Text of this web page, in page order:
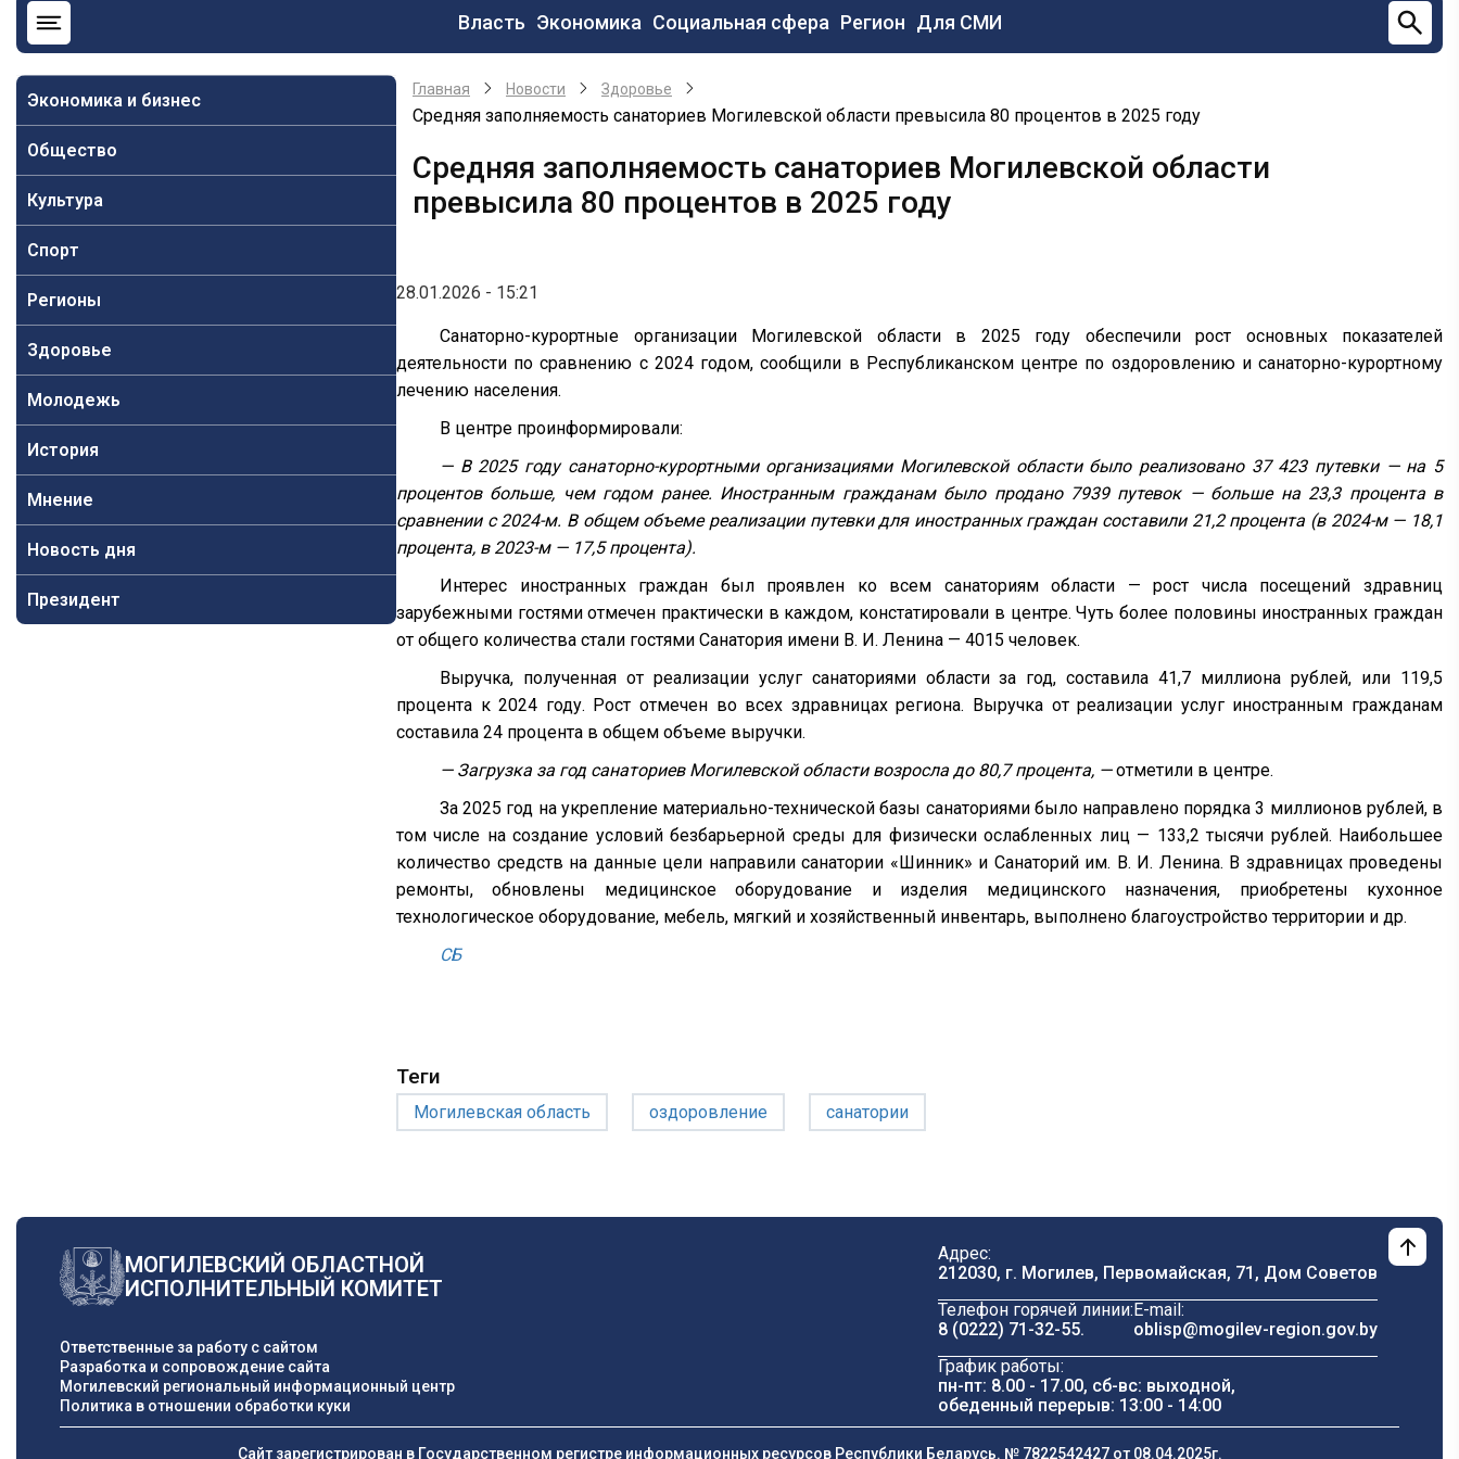
Основная
навигация
Власть Экономика Социальная сфера Регион Для СМИ
Экономика и бизнес
Общество
Культура
Спорт
Регионы
Здоровье
Молодежь
История
Мнение
Новость дня
Президент
Главная Новости Здоровье
Средняя заполняемость санаториев Могилевской области превысила 80 процентов в 2025 году
Средняя заполняемость санаториев Могилевской области
превысила 80 процентов в 2025 году
28.01.2026 - 15:21
Санаторно-курортные организации Могилевской области в 2025 году обеспечили рост основных показателей
деятельности по сравнению с 2024 годом, сообщили в Республиканском центре по оздоровлению и санаторно-курортному
лечению населения.
В центре проинформировали:
— В 2025 году санаторно-курортными организациями Могилевской области было реализовано 37 423 путевки — на 5
процентов больше, чем годом ранее. Иностранным гражданам было продано 7939 путевок — больше на 23,3 процента в
сравнении с 2024-м. В общем объеме реализации путевки для иностранных граждан составили 21,2 процента (в 2024-м — 18,1
процента, в 2023-м — 17,5 процента).
Интерес иностранных граждан был проявлен ко всем санаториям области — рост числа посещений здравниц
зарубежными гостями отмечен практически в каждом, констатировали в центре. Чуть более половины иностранных граждан
от общего количества стали гостями Санатория имени В. И. Ленина — 4015 человек.
Выручка, полученная от реализации услуг санаториями области за год, составила 41,7 миллиона рублей, или 119,5
процента к 2024 году. Рост отмечен во всех здравницах региона. Выручка от реализации услуг иностранным гражданам
составила 24 процента в общем объеме выручки.
— Загрузка за год санаториев Могилевской области возросла до 80,7 процента, —отметили в центре.
За 2025 год на укрепление материально-технической базы санаториями было направлено порядка 3 миллионов рублей, в
том числе на создание условий безбарьерной среды для физически ослабленных лиц — 133,2 тысячи рублей. Наибольшее
количество средств на данные цели направили санатории «Шинник» и Санаторий им. В. И. Ленина. В здравницах проведены
ремонты, обновлены медицинское оборудование и изделия медицинского назначения, приобретены кухонное
технологическое оборудование, мебель, мягкий и хозяйственный инвентарь, выполнено благоустройство территории и др.
СБ
Теги
Могилевская область оздоровление санатории
МОГИЛЕВСКИЙ ОБЛАСТНОЙ
ИСПОЛНИТЕЛЬНЫЙ КОМИТЕТ
Ответственные за работу с сайтом
Разработка и сопровождение сайта
Могилевский региональный информационный центр
Политика в отношении обработки куки
Адрес:
212030, г. Могилев, Первомайская, 71, Дом Cоветов
Телефон горячей линии:
8 (0222) 71-32-55.
E-mail:
oblisp@mogilev-region.gov.by
График работы:
пн-пт: 8.00 - 17.00, сб-вс: выходной,
обеденный перерыв: 13:00 - 14:00
Сайт зарегистрирован в Государственном регистре информационных ресурсов Республики Беларусь. № 7822542427 от 08.04.2025г.